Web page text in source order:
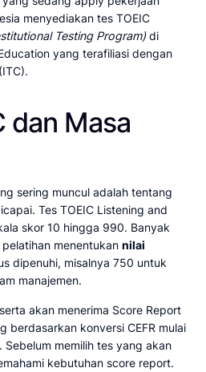
menyediakan tes TOEIC
Testing Program)di
yang terafiliasi dengan
dan Masa
sering muncul adalah tentang
Tes TOEIC Listening and
skor 10 hingga 990. Banyak
menentukannilai
dipenuhi, misalnya 750 untuk
manajemen.
akan menerima Score Report
berdasarkan konversi CEFR mulai
Sebelum memilih tes yang akan
kebutuhan score report.